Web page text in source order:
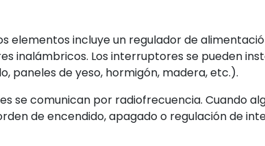
elementos incluye un regulador de
inalámbricos. Los interruptores se pueden
paneles de yeso, hormigón, madera, etc.).
se comunican por radiofrecuencia. Cuando
de encendido, apagado o regulación de